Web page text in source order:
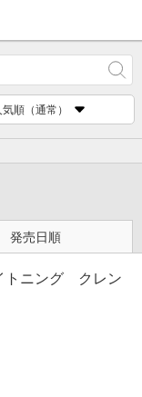
気順（通常）
発売日順
トニング クレン